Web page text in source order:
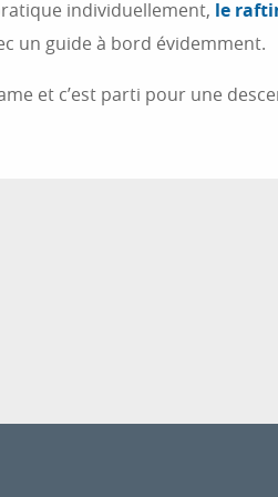
individuellement, le
un guide à bord évidemment.
et c’est parti pour une